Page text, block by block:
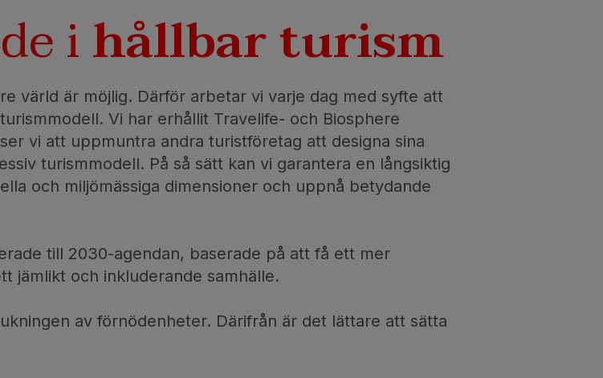
ihållbar turism
värld är möjlig. Därför arbetar vi varje dag med syfte att
Vi har erhållit Travelife- och Biosphere
vi att uppmuntra andra turistföretag att designa sina
turismmodell. På så sätt kan vi garantera en långsiktig
och miljömässiga dimensioner och uppnå betydande
till 2030-agendan, baserade på att få ett mer
jämlikt och inkluderande samhälle.
av förnödenheter. Därifrån är det lättare att sätta